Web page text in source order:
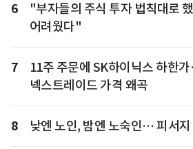
6
"부자들의 주식 투자 법칙대로
어려웠다"
7
11주 주문에 SK하이닉스 하한
넥스트레이드 가격 왜곡
8 낮엔 노인, 밤엔 노숙인… 피서